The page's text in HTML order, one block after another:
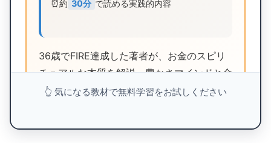
⏰約 30分 で読める実践的内容
36歳でFIRE達成した著者が、お金のスピリ
チュアルな本質を解説。豊かさマインドと金
運の法則を学び、経済的自由への第一歩を踏
👆 気になる教材で無料学習をお試しください